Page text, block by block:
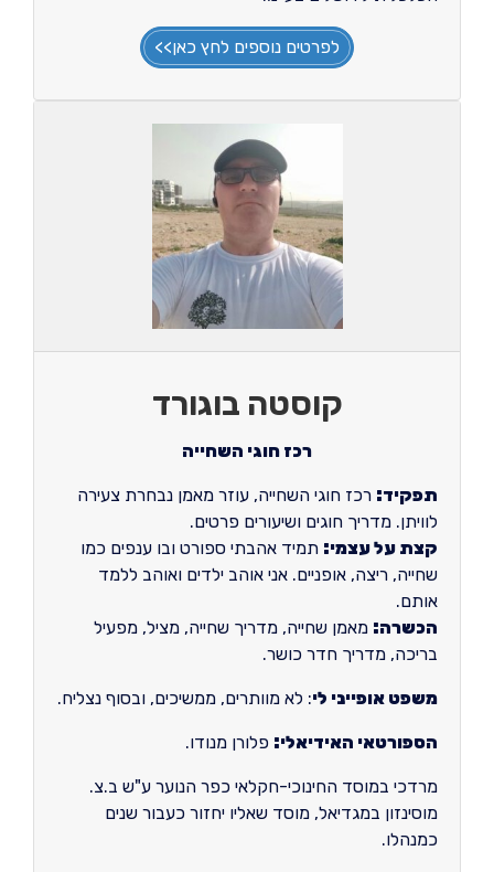
לפרטים נוספים לחץ כאן>>
קוסטה בוגורד
רכז חוגי השחייה
תפקיד: רכז חוגי השחייה, עוזר מאמן נבחרת צעירה
לוויתן. מדריך חוגים ושיעורים פרטים.
קצת על עצמי: תמיד אהבתי ספורט ובו ענפים כמו
שחייה, ריצה, אופניים. אני אוהב ילדים ואוהב ללמד
אותם.
הכשרה: מאמן שחייה, מדריך שחייה, מציל, מפעיל
בריכה, מדריך חדר כושר.
משפט אופייני לי: לא מוותרים, ממשיכים, ובסוף נצליח.
הספורטאי האידיאלי: פלורן מנודו.
מרדכי במוסד החינוכי-חקלאי כפר הנוער ע"ש ב.צ.
מוסינזון במגדיאל, מוסד שאליו יחזור כעבור שנים
כמנהלו.